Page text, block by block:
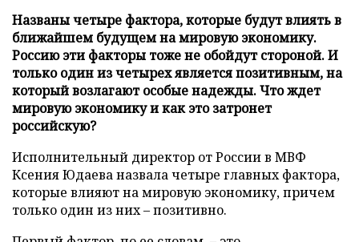
Названы четыре фактора, которые будут влиять в
ближайшем будущем на мировую экономику.
Россию эти факторы тоже не обойдут стороной. И
только один из четырех является позитивным, на
который возлагают особые надежды. Что ждет
мировую экономику и как это затронет
российскую?
Исполнительный директор от России в МВФ
Ксения Юдаева назвала четыре главных фактора,
которые влияют на мировую экономику, причем
только один из них – позитивно.